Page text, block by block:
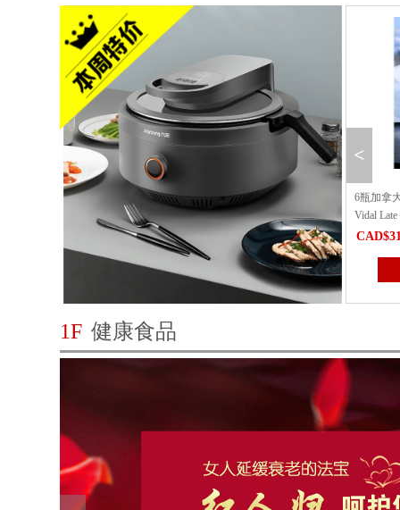
北美超大车厘子(新鲜直邮
6瓶加拿大之花青梅酒潮Candian Flower
Vidal Late Harvest（仅送...
CAD$311.84
立即购买
配方 高
<
1F 健康食品